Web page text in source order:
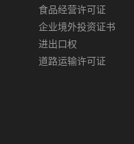
食品经营许可证
企业境外投资证书
进出口权
道路运输许可证